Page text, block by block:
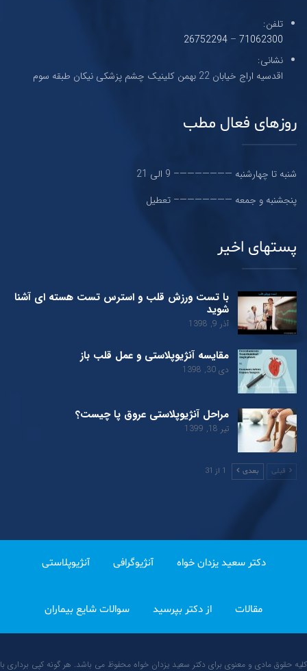
تلفن:
71062300
–
26752294
نشانی:
اقدسیه اراج خیابان 22 بهمن کلینیک چشم پزشکی نیکان طبقه سوم
روزهای فعال مطب
شنبه تا چهارشنبه ———————– 9 الی 21
پنجشنبه و جمعه ———————– تعطیل
پستهای اخیر
با تست ورزش قلب و استرس تست هسته ای آشنا
شوید
آذر 9, 1398
مقایسه آنژیوپلاستی و عمل قلب باز
دی 30, 1398
مراحل آنژیوپلاستی عروق پا چیست؟
تیر 18, 1399
قبلی بعدی 1 از 31
دکتر سعید یزدان خواه آنژیوگرافی آنژیوپلاستی
مقالات از دکتر بپرسید سوالات شایع بیماران
کلیه حقوق مادی و معنوی برای دکتر سعید یزدان خواه محفوظ می باشد. هر گونه کپی برداری با